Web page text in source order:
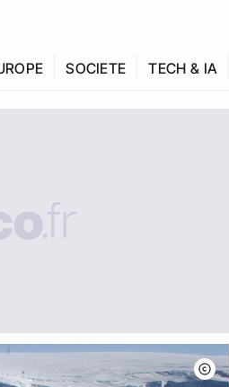
SOCIETE TECH & IA